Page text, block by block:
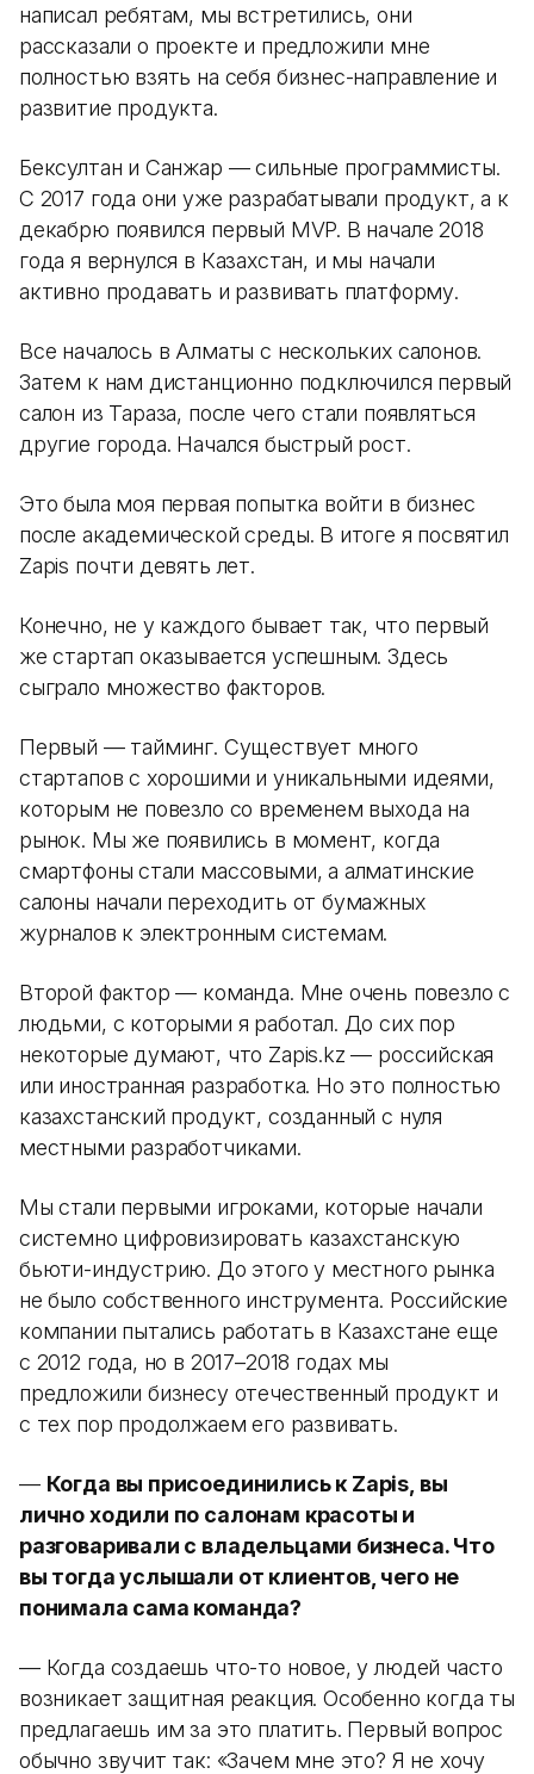
написал ребятам, мы встретились, они
рассказали о проекте и предложили мне
полностью взять на себя бизнес-направление и
развитие продукта.
Бексултан и Санжар — сильные программисты.
С 2017 года они уже разрабатывали продукт, а к
декабрю появился первый MVP. В начале 2018
года я вернулся в Казахстан, и мы начали
активно продавать и развивать платформу.
Все началось в Алматы с нескольких салонов.
Затем к нам дистанционно подключился первый
салон из Тараза, после чего стали появляться
другие города. Начался быстрый рост.
Это была моя первая попытка войти в бизнес
после академической среды. В итоге я посвятил
Zapis почти девять лет.
Конечно, не у каждого бывает так, что первый
же стартап оказывается успешным. Здесь
сыграло множество факторов.
Первый — тайминг. Существует много
стартапов с хорошими и уникальными идеями,
которым не повезло со временем выхода на
рынок. Мы же появились в момент, когда
смартфоны стали массовыми, а алматинские
салоны начали переходить от бумажных
журналов к электронным системам.
Второй фактор — команда. Мне очень повезло с
людьми, с которыми я работал. До сих пор
некоторые думают, что Zapis.kz — российская
или иностранная разработка. Но это полностью
казахстанский продукт, созданный с нуля
местными разработчиками.
Мы стали первыми игроками, которые начали
системно цифровизировать казахстанскую
бьюти-индустрию. До этого у местного рынка
не было собственного инструмента. Российские
компании пытались работать в Казахстане еще
с 2012 года, но в 2017–2018 годах мы
предложили бизнесу отечественный продукт и
с тех пор продолжаем его развивать.
— Когда вы присоединились к Zapis, вы
лично ходили по салонам красоты и
разговаривали с владельцами бизнеса. Что
вы тогда услышали от клиентов, чего не
понимала сама команда?
— Когда создаешь что-то новое, у людей часто
возникает защитная реакция. Особенно когда ты
предлагаешь им за это платить. Первый вопрос
обычно звучит так: «Зачем мне это? Я не хочу